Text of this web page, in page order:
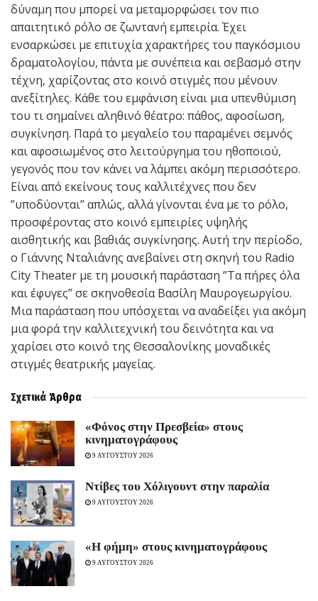
δύναμη που μπορεί να μεταμορφώσει τον πιο
απαιτητικό ρόλο σε ζωντανή εμπειρία. Έχει
ενσαρκώσει με επιτυχία χαρακτήρες του παγκόσμιου
δραματολογίου, πάντα με συνέπεια και σεβασμό στην
τέχνη, χαρίζοντας στο κοινό στιγμές που μένουν
ανεξίτηλες. Κάθε του εμφάνιση είναι μια υπενθύμιση
του τι σημαίνει αληθινό θέατρο: πάθος, αφοσίωση,
συγκίνηση. Παρά το μεγαλείο του παραμένει σεμνός
και αφοσιωμένος στο λειτούργημα του ηθοποιού,
γεγονός που τον κάνει να λάμπει ακόμη περισσότερο.
Είναι από εκείνους τους καλλιτέχνες που δεν
”υποδύονται” απλώς, αλλά γίνονται ένα με το ρόλο,
προσφέροντας στο κοινό εμπειρίες υψηλής
αισθητικής και βαθιάς συγκίνησης. Αυτή την περίοδο,
ο Γιάννης Νταλιάνης ανεβαίνει στη σκηνή του Radio
City Theater με τη μουσική παράσταση ”Τα πήρες όλα
και έφυγες” σε σκηνοθεσία Βασίλη Μαυρογεωργίου.
Μια παράσταση που υπόσχεται να αναδείξει για ακόμη
μια φορά την καλλιτεχνική του δεινότητα και να
χαρίσει στο κοινό της Θεσσαλονίκης μοναδικές
στιγμές θεατρικής μαγείας.
Σχετικά Άρθρα
«Φόνος στην Πρεσβεία» στους
κινηματογράφους
9 ΑΥΓΟΥΣΤΟΥ 2026
Ντίβες του Χόλιγουντ στην παραλία
9 ΑΥΓΟΥΣΤΟΥ 2026
«H φήμη» στους κινηματογράφους
9 ΑΥΓΟΥΣΤΟΥ 2026